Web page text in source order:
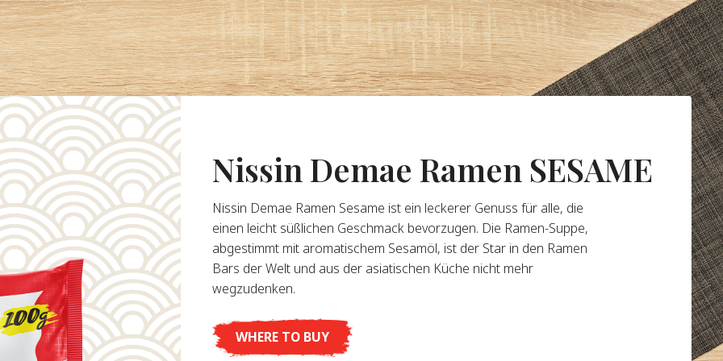
Nissin Demae Ramen SESAME
Nissin Demae Ramen Sesame ist ein leckerer Genuss für alle, die
einen leicht süßlichen Geschmack bevorzugen. Die Ramen-Suppe,
abgestimmt mit aromatischem Sesamöl, ist der Star in den Ramen
Bars der Welt und aus der asiatischen Küche nicht mehr
wegzudenken.
WHERE TO BUY